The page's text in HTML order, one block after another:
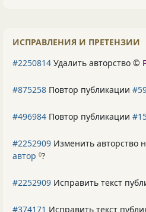
ИСПРАВЛЕНИЯ И ПРЕТЕНЗИИ
#2250814 Удалить авторство ©
#875258 Повтор публикации
#496984 Повтор публикации
#2252909 Изменить авторство
автор 0?
#2252909 Исправить текст
#374171 Исправить текст